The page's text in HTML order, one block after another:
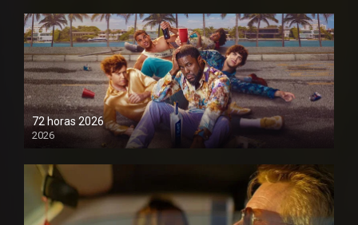
72 horas 2026
2026
1080P